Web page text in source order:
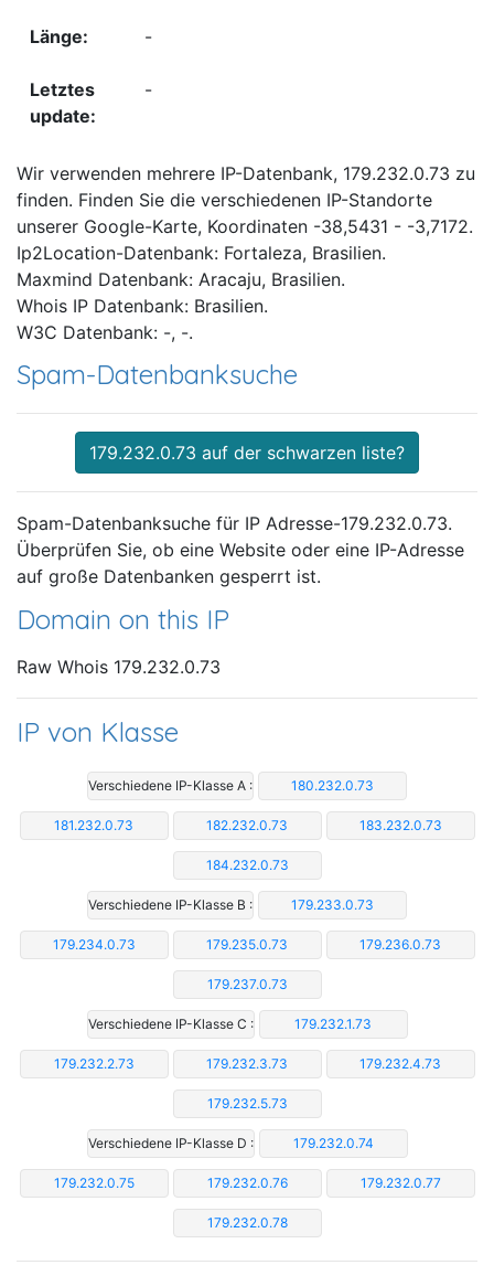
-
-
Wir verwenden mehrere IP-Datenbank, 179.232.0.73 zu
finden. Finden Sie die verschiedenen IP-Standorte
unserer Google-Karte, Koordinaten -38,5431 - -3,7172.
Ip2Location-Datenbank: Fortaleza, Brasilien.
Maxmind Datenbank: Aracaju, Brasilien.
Whois IP Datenbank: Brasilien.
W3C Datenbank: -, -.
Spam-Datenbanksuche
179.232.0.73 auf der schwarzen liste?
Spam-Datenbanksuche für IP Adresse-179.232.0.73.
Überprüfen Sie, ob eine Website oder eine IP-Adresse
auf große Datenbanken gesperrt ist.
Domain on this IP
Raw Whois 179.232.0.73
IP von Klasse
Verschiedene IP-Klasse A : 180.232.0.73
181.232.0.73 182.232.0.73 183.232.0.73
184.232.0.73
Verschiedene IP-Klasse B : 179.233.0.73
179.234.0.73 179.235.0.73 179.236.0.73
179.237.0.73
Verschiedene IP-Klasse C : 179.232.1.73
179.232.2.73 179.232.3.73 179.232.4.73
179.232.5.73
Verschiedene IP-Klasse D : 179.232.0.74
179.232.0.75 179.232.0.76 179.232.0.77
179.232.0.78